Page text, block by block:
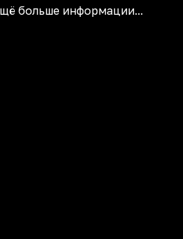
больше информации...